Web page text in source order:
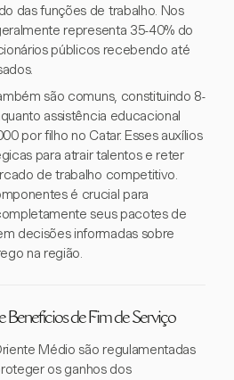
das funções de trabalho. Nos
representa 35-40% do
públicos recebendo até
são comuns, constituindo 8-
assistência educacional
por filho no Catar. Esses auxílios
para atrair talentos e reter
de trabalho competitivo.
é crucial para
seus pacotes de
decisões informadas sobre
na região.
Benefícios de Fim de Serviço
Médio são regulamentadas
os ganhos dos